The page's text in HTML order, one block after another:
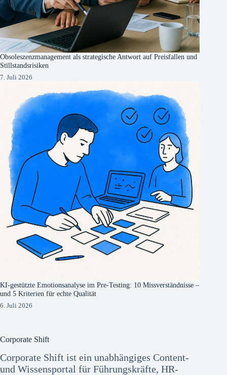
Obsoleszenzmanagement als strategische Antwort auf Preisfallen und
Stillstandsrisiken
7. Juli 2026
KI-gestützte Emotionsanalyse im Pre-Testing: 10 Missverständnisse –
und 5 Kriterien für echte Qualität
6. Juli 2026
Corporate Shift
Corporate Shift ist ein unabhängiges Content-
und Wissensportal für Führungskräfte, HR-